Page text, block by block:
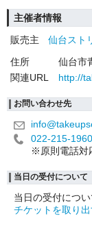
主催者情報
販売主
仙台スト
住所
仙台市
関連URL
http://
お問い合わせ先
022-215-1960
※原則電話対
当日の受付について
当日の受付につ
チケットを取り出